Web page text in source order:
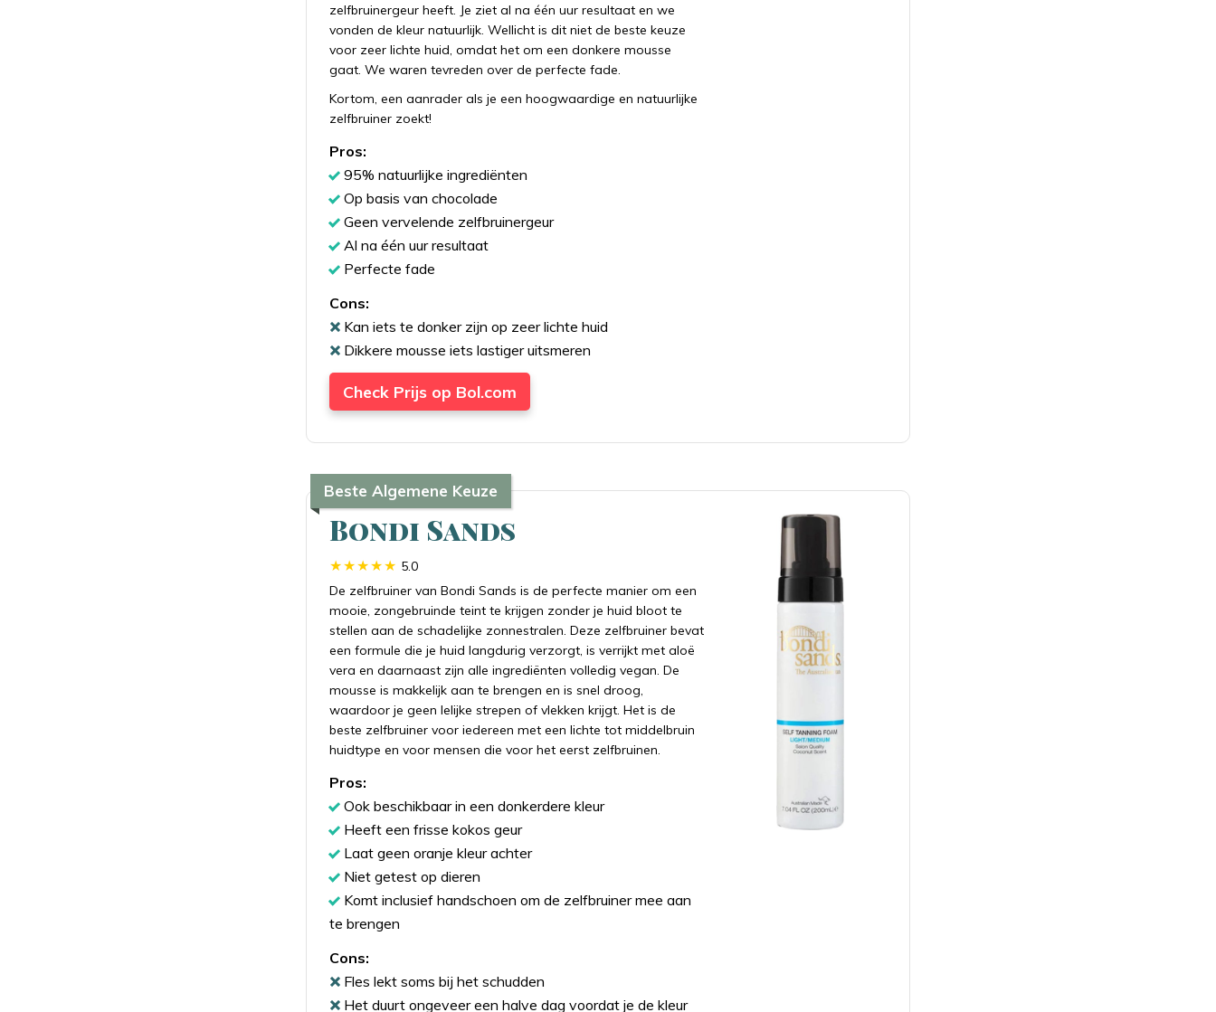
zelfbruinergeur heeft. Je ziet al na één uur resultaat en we
vonden de kleur natuurlijk. Wellicht is dit niet de beste keuze
voor zeer lichte huid, omdat het om een donkere mousse
gaat. We waren tevreden over de perfecte fade.
Kortom, een aanrader als je een hoogwaardige en natuurlijke
zelfbruiner zoekt!
Pros:
95% natuurlijke ingrediënten
Op basis van chocolade
Geen vervelende zelfbruinergeur
Al na één uur resultaat
Perfecte fade
Cons:
Kan iets te donker zijn op zeer lichte huid
Dikkere mousse iets lastiger uitsmeren
Check Prijs op Bol.com
Beste Algemene Keuze
Bondi Sands
5.0
De zelfbruiner van Bondi Sands is de perfecte manier om een
mooie, zongebruinde teint te krijgen zonder je huid bloot te
stellen aan de schadelijke zonnestralen. Deze zelfbruiner bevat
een formule die je huid langdurig verzorgt, is verrijkt met aloë
vera en daarnaast zijn alle ingrediënten volledig vegan. De
mousse is makkelijk aan te brengen en is snel droog,
waardoor je geen lelijke strepen of vlekken krijgt. Het is de
beste zelfbruiner voor iedereen met een lichte tot middelbruin
huidtype en voor mensen die voor het eerst zelfbruinen.
Pros:
Ook beschikbaar in een donkerdere kleur
Heeft een frisse kokos geur
Laat geen oranje kleur achter
Niet getest op dieren
Komt inclusief handschoen om de zelfbruiner mee aan
te brengen
Cons:
Fles lekt soms bij het schudden
Het duurt ongeveer een halve dag voordat je de kleur